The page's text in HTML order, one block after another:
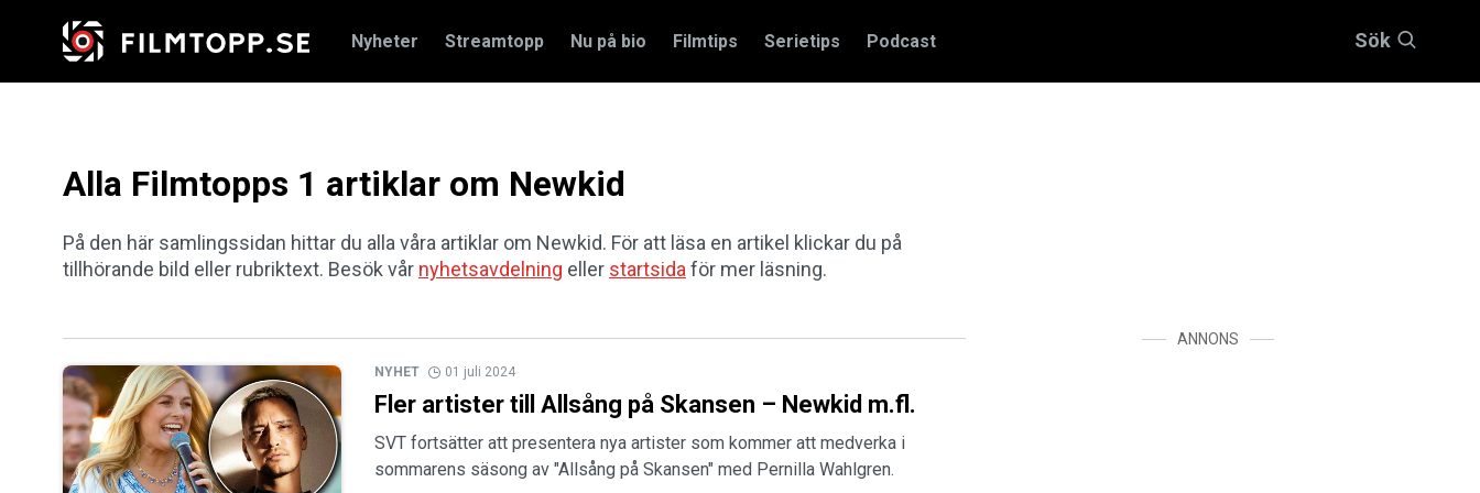
Nyheter Streamtopp Nu på bio Filmtips Serietips Podcast Sök
Alla Filmtopps 1 artiklar om Newkid
På den här samlingssidan hittar du alla våra artiklar om Newkid. För att läsa en artikel klickar du på
tillhörande bild eller rubriktext. Besök vår nyhetsavdelning eller startsida för mer läsning.
NYHET 01 juli 2024
Fler artister till Allsång på Skansen – Newkid m.fl.
SVT fortsätter att presentera nya artister som kommer att medverka i
sommarens säsong av "Allsång på Skansen" med Pernilla Wahlgren.
ANNONS